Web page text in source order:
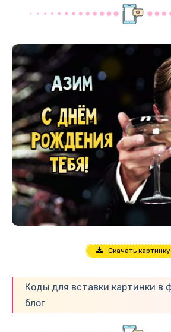
Скачать картинку
Коды для вставки картинки в
блог